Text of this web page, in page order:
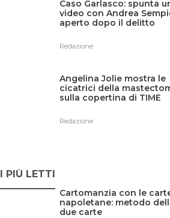
Caso Garlasco: spunta
video con Andrea
aperto dopo il delitto
Redazione
Angelina Jolie mostra le
cicatrici della
sulla copertina di TIME
Redazione
I PIÙ LETTI
Cartomanzia con le
napoletane: metodo
due carte